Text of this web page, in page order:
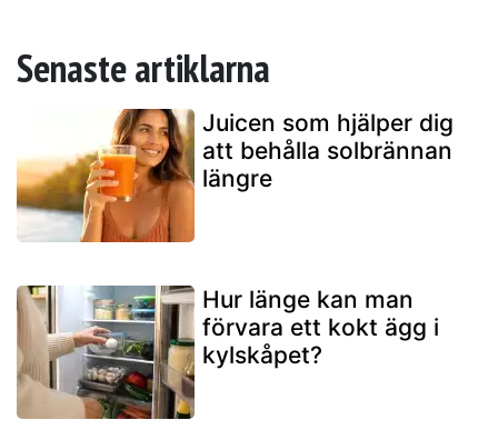
Senaste artiklarna
Juicen som hjälper dig
att behålla solbrännan
längre
Hur länge kan man
förvara ett kokt ägg i
kylskåpet?